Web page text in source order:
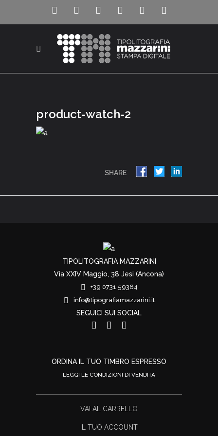
product-watch-2
SHARE
TIPOLITOGRAFIA MAZZARINI
Via XXIV Maggio, 38 Jesi (Ancona)
+39 0731 59364
info@tipografiamazzarini.it
SEGUICI SUI SOCIAL
ORDINA IL TUO TIMBRO ESPRESSO
LEGGI LE CONDIZIONI DI VENDITA
VAI AL CARRELLO
IL TUO ACCOUNT